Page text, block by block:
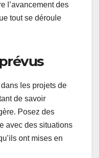
l’avancement des
tout se déroule
les projets de
de savoir
Posez des
avec des situations
ont mises en